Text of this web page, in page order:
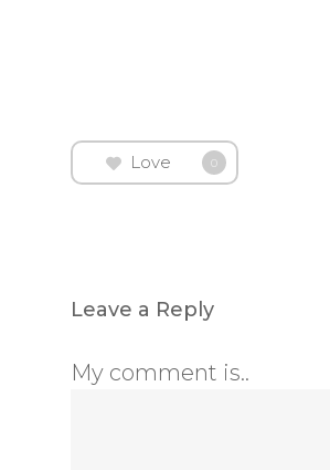
Love 0
Leave a Reply
My comment is..